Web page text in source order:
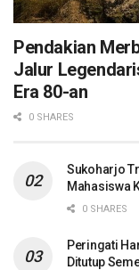
Pendakian
Jalur
Era 80-an
0 SHARES
Sukoharjo
Mahasiswa
0 SHARES
Peringati
Ditutup